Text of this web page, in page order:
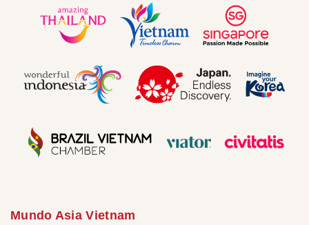
Mundo Asia Vietnam